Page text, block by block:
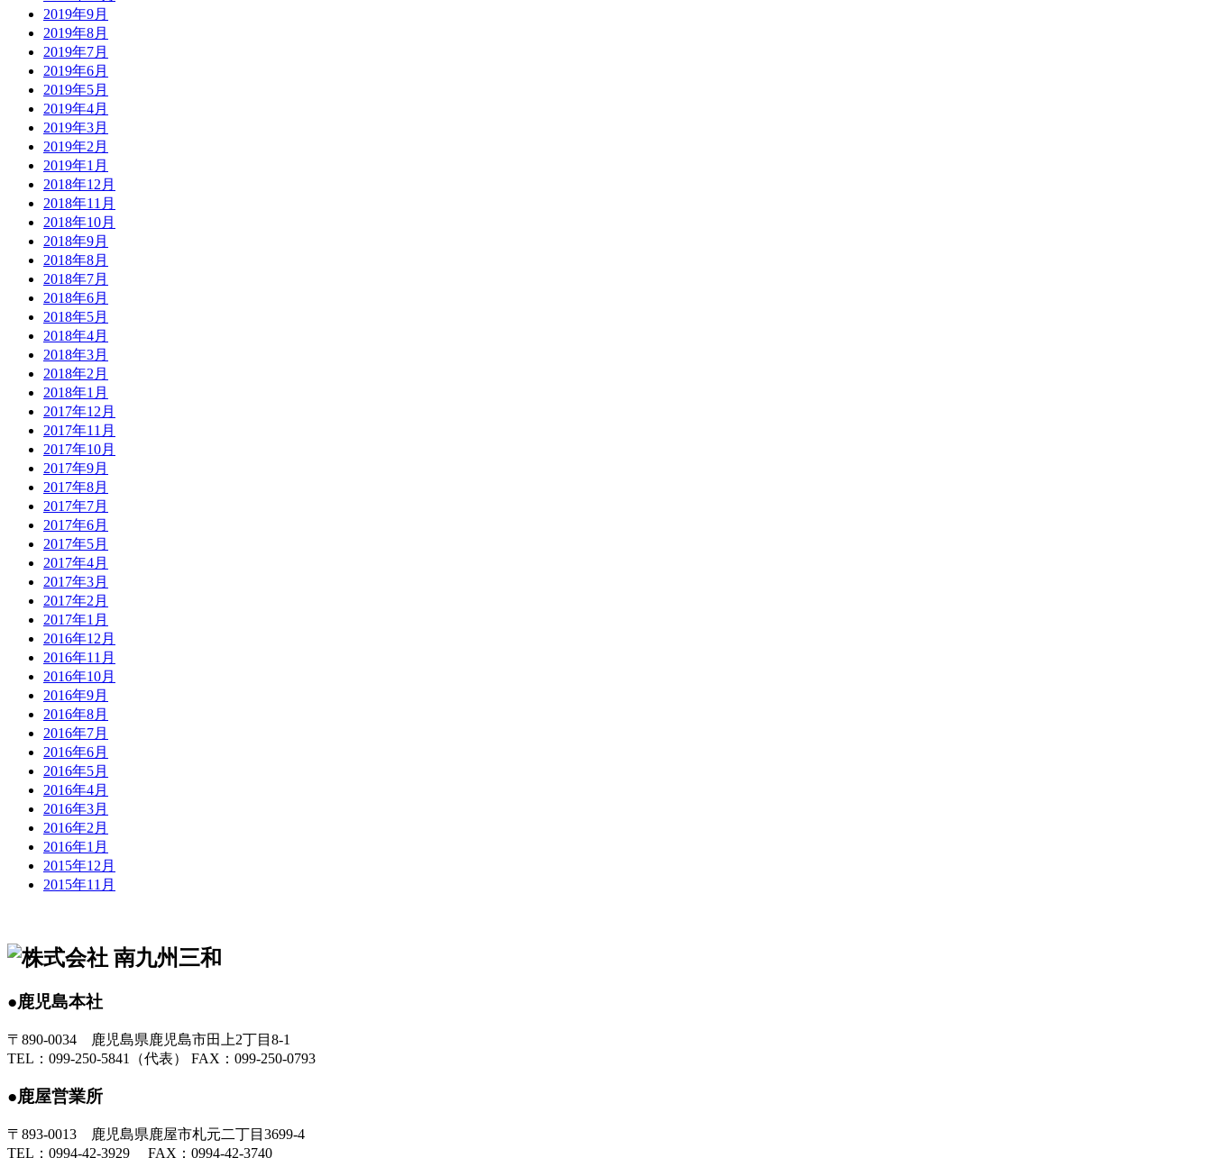
2019年9月
2019年8月
2019年7月
2019年6月
2019年5月
2019年4月
2019年3月
2019年2月
2019年1月
2018年12月
2018年11月
2018年10月
2018年9月
2018年8月
2018年7月
2018年6月
2018年5月
2018年4月
2018年3月
2018年2月
2018年1月
2017年12月
2017年11月
2017年10月
2017年9月
2017年8月
2017年7月
2017年6月
2017年5月
2017年4月
2017年3月
2017年2月
2017年1月
2016年12月
2016年11月
2016年10月
2016年9月
2016年8月
2016年7月
2016年6月
2016年5月
2016年4月
2016年3月
2016年2月
2016年1月
2015年12月
2015年11月
●鹿児島本社
〒890-0034 鹿児島県鹿児島市田上2丁目8-1
TEL：099-250-5841（代表） FAX：099-250-0793
●鹿屋営業所
〒893-0013 鹿児島県鹿屋市札元二丁目3699-4
TEL：0994-42-3929 FAX：0994-42-3740